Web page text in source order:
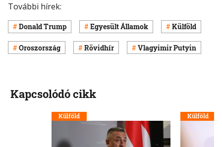
További hírek:
Donald Trump Egyesült Államok Külföld
Oroszország Rövidhír Vlagyimir Putyin
Kapcsolódó cikk
Külföld Külföld